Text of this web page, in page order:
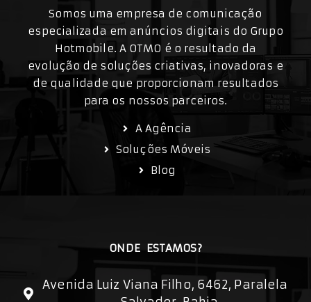
Somos uma empresa de comunicação
especializada em anúncios digitais do Grupo
Hotmobile. A OTMO é o resultado da
evolução de soluções criativas, inovadoras e
de qualidade que proporcionam resultados
para os nossos parceiros.
A Agência
Soluções Móveis
Blog
ONDE ESTAMOS?
Avenida Luiz Viana Filho, 6462, Paralela